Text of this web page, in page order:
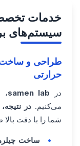
خدمات
سیستم‌های
طراحی و ساخت
حرارتی
در samen lab،
می‌کنیم.در نتیجه،
شما را با دقت
ساخت